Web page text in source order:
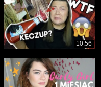
10:56